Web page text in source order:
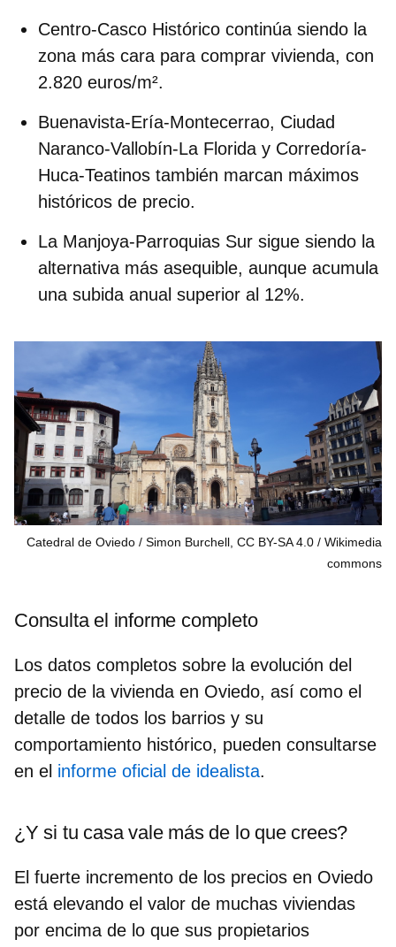
Centro-Casco Histórico continúa siendo la
zona más cara para comprar vivienda, con
2.820 euros/m².
Buenavista-Ería-Montecerrao, Ciudad
Naranco-Vallobín-La Florida y Corredoría-
Huca-Teatinos también marcan máximos
históricos de precio.
La Manjoya-Parroquias Sur sigue siendo la
alternativa más asequible, aunque acumula
una subida anual superior al 12%.
Catedral de Oviedo / Simon Burchell, CC BY-SA 4.0
Wikimedia
commons
Consulta el informe completo
Los datos completos sobre la evolución del
precio de la vivienda en Oviedo, así como el
detalle de todos los barrios y su
comportamiento histórico, pueden consultarse
en el informe oficial de idealista.
¿Y si tu casa vale más de lo que crees?
El fuerte incremento de los precios en Oviedo
está elevando el valor de muchas viviendas
por encima de lo que sus propietarios